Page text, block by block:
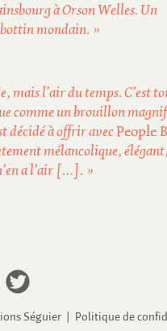
à Orson Welles. Un
mondain. »
mais l’air du temps. C’est
comme un brouillon
décidé à offrir avecPeople
mélancolique,
a l’air […]. »
Séguier | Politique de